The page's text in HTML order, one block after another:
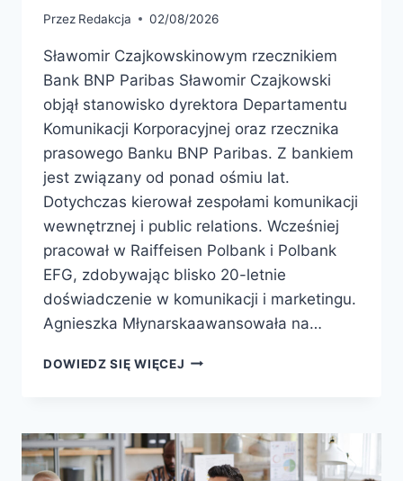
Przez Redakcja 02/08/2026
Sławomir Czajkowskinowym rzecznikiem
Bank BNP Paribas Sławomir Czajkowski
objął stanowisko dyrektora Departamentu
Komunikacji Korporacyjnej oraz rzecznika
prasowego Banku BNP Paribas. Z bankiem
jest związany od ponad ośmiu lat.
Dotychczas kierował zespołami komunikacji
wewnętrznej i public relations. Wcześniej
pracował w Raiffeisen Polbank i Polbank
EFG, zdobywając blisko 20-letnie
doświadczenie w komunikacji i marketingu.
Agnieszka Młynarskaawansowała na…
DOWIEDZ SIĘ WIĘCEJ